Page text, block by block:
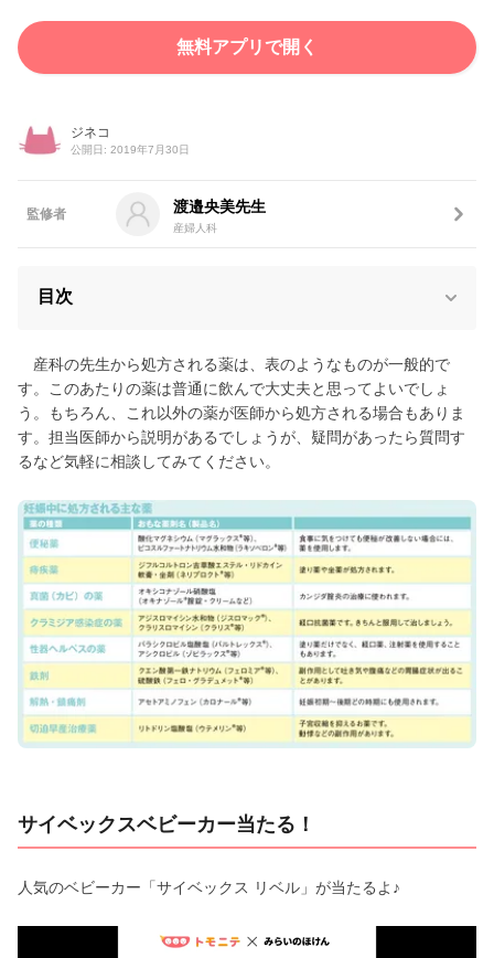
無料アプリで開く
ジネコ
公開日: 2019年7月30日
監修者 渡邉央美先生
産婦人科
目次
産科の先生から処方される薬は、表のようなものが一般的で
す。このあたりの薬は普通に飲んで大丈夫と思ってよいでしょ
う。もちろん、これ以外の薬が医師から処方される場合もありま
す。担当医師から説明があるでしょうが、疑問があったら質問す
るなど気軽に相談してみてください。
サイベックスベビーカー当たる！
人気のベビーカー「サイベックス リベル」が当たるよ♪